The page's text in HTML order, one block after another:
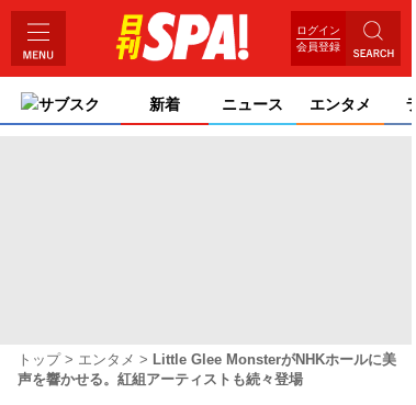
ログイン
会員登録
サブスク 新着 ニュース エンタメ
トップ エンタメ
Little Glee MonsterがNHKホールに美
声を響かせる。紅組アーティストも続々登場